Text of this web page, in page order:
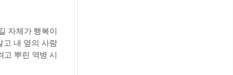
자체가 행복이
고 내 옆의 사람
고 뿌린 역병 시